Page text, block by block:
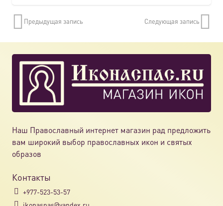
можно
Предыдущая запись Следующая запись
Наш Православный интернет магазин рад предложить
вам широкий выбор православных икон и святых
образов
Контакты
+977-523-53-57